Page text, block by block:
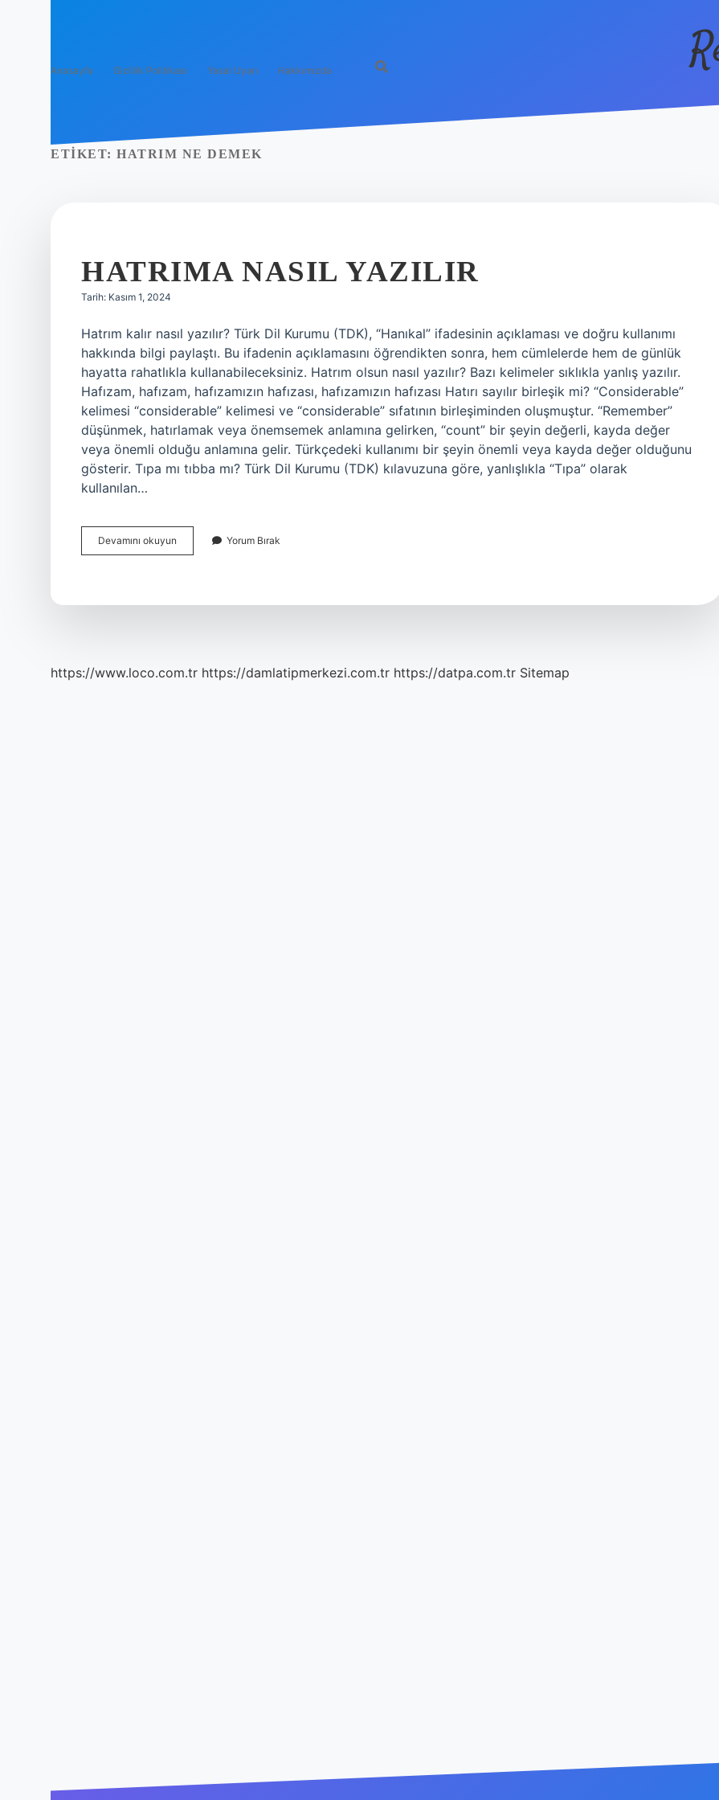
Anasayfa Gizlilik Politikası Yasal Uyarı Hakkımızda
ETIKET: HATRIM NE DEMEK
HATRIMA NASIL YAZILIR
Tarih: Kasım 1, 2024
Hatrım kalır nasıl yazılır? Türk Dil Kurumu (TDK), “Hanıkal” ifadesinin açıklaması ve doğru kullanımı
hakkında bilgi paylaştı. Bu ifadenin açıklamasını öğrendikten sonra, hem cümlelerde hem de günlük
hayatta rahatlıkla kullanabileceksiniz. Hatrım olsun nasıl yazılır? Bazı kelimeler sıklıkla yanlış yazılır.
Hafızam, hafızam, hafızamızın hafızası, hafızamızın hafızası Hatırı sayılır birleşik mi? “Considerable”
kelimesi “considerable” kelimesi ve “considerable” sıfatının birleşiminden oluşmuştur. “Remember”
düşünmek, hatırlamak veya önemsemek anlamına gelirken, “count” bir şeyin değerli, kayda değer
veya önemli olduğu anlamına gelir. Türkçedeki kullanımı bir şeyin önemli veya kayda değer olduğunu
gösterir. Tıpa mı tıbba mı? Türk Dil Kurumu (TDK) kılavuzuna göre, yanlışlıkla “Tıpa” olarak
kullanılan…
Devamını okuyun
Nasıl
Yorum Bırak
https://www.loco.com.tr https://damlatipmerkezi.com.tr https://datpa.com.tr Sitemap